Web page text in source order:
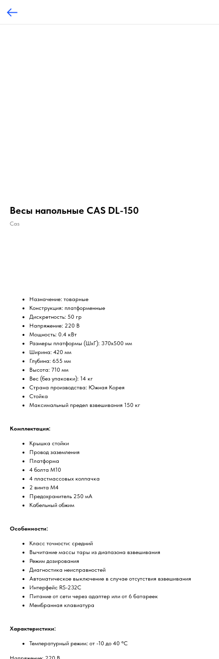
Весы напольные CAS DL-150
Cas
Назначение: товарные
Конструкция: платформенные
Дискретность: 50 гр
Напряжение: 220 В
Мощность: 0.4 кВт
Размеры платформы (ШxГ): 370х500 мм
Ширина: 420 мм
Глубина: 655 мм
Высота: 710 мм
Вес (без упаковки): 14 кг
Страна производства: Южная Корея
Стойка
Максимальный предел взвешивания 150 кг
Комплектация:
Крышка стойки
Провод заземления
Платформа
4 болта М10
4 пластмассовых колпачка
2 винта М4
Предохранитель 250 мА
Кабельный обжим
Особенности:
Класс точности: средний
Вычитание массы тары из диапазона взвешивания
Режим дозирования
Диагностика неисправностей
Автоматическое выключение в случае отсутствия взвешивания
Интерфейс RS-232C
Питание от сети через адаптер или от 6 батареек
Мембранная клавиатура
Характеристики:
Температурный режим: от -10 до 40 °С